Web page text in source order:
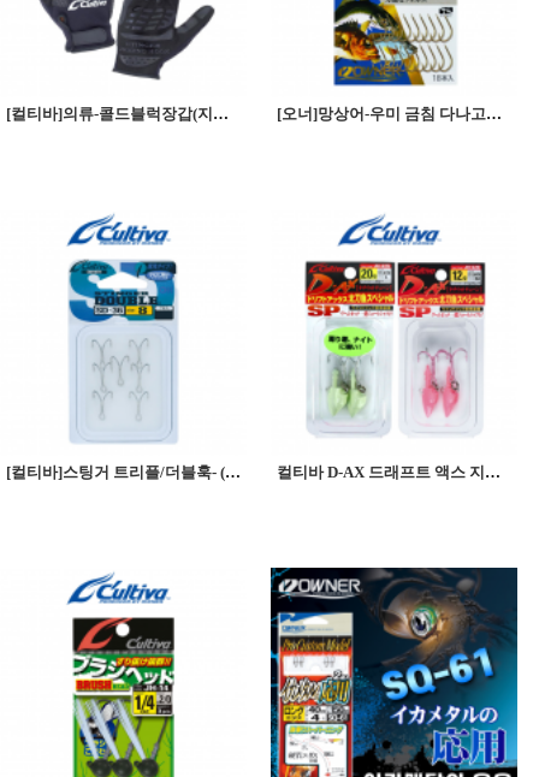
[컬티바]의류-콜드블럭장갑(지깅,캐스팅용 글러브) [오너]망상어-우미 금침 다나고바늘(망상어)
[컬티바]스팅거 트리플/더블훅- (SD-36) 컬티바 D-AX 드래프트 액스 지그헤드 갈치지그헤드 (JH-62G글로우 / JH-62K핑크)